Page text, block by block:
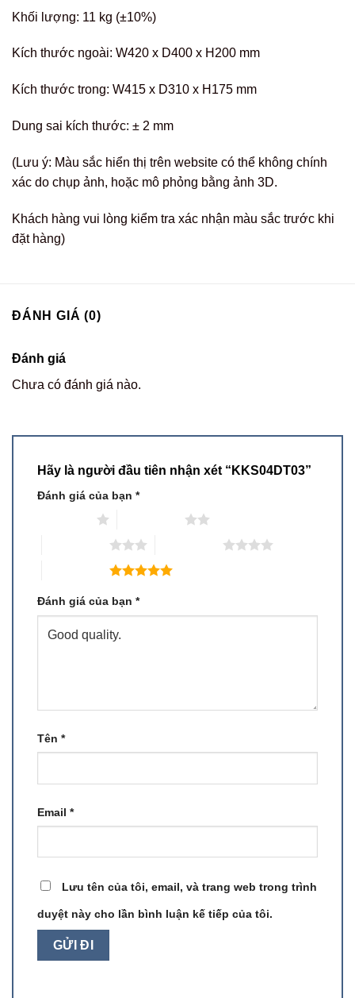
Khối lượng: 11 kg (±10%)
Kích thước ngoài: W420 x D400 x H200 mm
Kích thước trong: W415 x D310 x H175 mm
Dung sai kích thước: ± 2 mm
(Lưu ý: Màu sắc hiển thị trên website có thể không chính
xác do chụp ảnh, hoặc mô phỏng bằng ảnh 3D.
Khách hàng vui lòng kiểm tra xác nhận màu sắc trước khi
đặt hàng)
ĐÁNH GIÁ (0)
Đánh giá
Chưa có đánh giá nào.
Hãy là người đầu tiên nhận xét “KKS04DT03”
Đánh giá của bạn *
Đánh giá của bạn *
Tên *
Email *
Lưu tên của tôi, email, và trang web trong trình
duyệt này cho lần bình luận kế tiếp của tôi.